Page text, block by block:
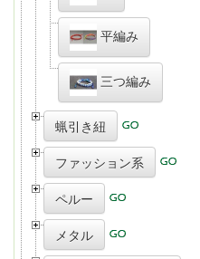
平編み
三つ編み
蝋引き紐
ファッション系
ペルー
メタル